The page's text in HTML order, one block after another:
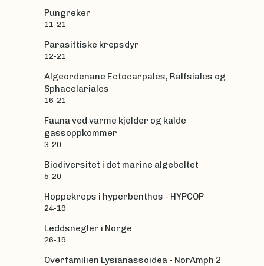
Pungreker
11-21
Parasittiske krepsdyr
12-21
Algeordenane Ectocarpales, Ralfsiales og
Sphacelariales
16-21
Fauna ved varme kjelder og kalde
gassoppkommer
3-20
Biodiversitet i det marine algebeltet
5-20
Hoppekreps i hyperbenthos - HYPCOP
24-19
Leddsnegler i Norge
26-19
Overfamilien Lysianassoidea - NorAmph 2